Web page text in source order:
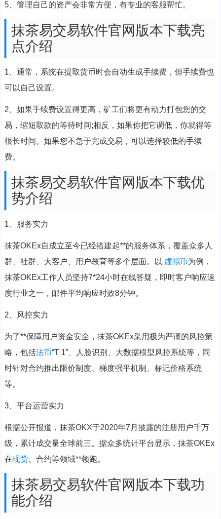
5、管理自己的资产会非常方便，有专业的客服帮忙。
抹茶易交易软件官网版本下载亮
点介绍
1、通常，系统在提取货币时会自动生成手续费，但手续费也
可以自己设置。
2、如果手续费设置得更高，矿工们将更有动力打包您的交
易，缩短取款的等待时间;相反，如果你把它调低，你就得等
很长时间。如果您不急于完成交易，可以选择较低的手续
费。
抹茶易交易软件官网版本下载优
势介绍
1、服务实力
抹茶OKEx自成立至今已经搭建起**的服务体系，覆盖众多人
群、社群、大客户、用户教育等多个层面。以 虚拟币为例，
抹茶OKEx工作人员坚持7*24小时在线答疑，即时客户响应速
度行业之一，邮件平均响应时效8分钟。
2、风控实力
为了**保障用户资金安全，抹茶OKEx采用极为严谨的风控策
略，包括法币“T 1”、人脸识别、大数据模型风控系统等，同
时针对合约推出限价制度、梯度强平机制、标记价格系统
等。
3、平台运营实力
根据公开报道，抹茶OKX于2020年7月披露的注册用户千万
级，累计成交量全球前三。据众多统计平台显示，抹茶OKEx
在现货、合约等领域**领跑。
抹茶易交易软件官网版本下载功
能介绍